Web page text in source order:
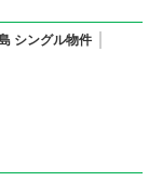
シングル物件